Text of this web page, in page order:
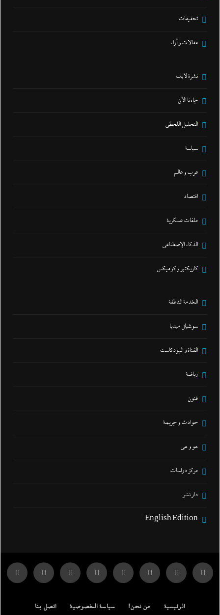
تحقيقات
مقالات و أراء
نشرة لايف
جاءنا الآن
التحليل اللحظي
سياسة
عرب و عالم
اقتصاد
ملفات عسكرية
الذكاء الإصطناعي
كاريكتير و كوميكس
الخدمة الناطقة
سوشيال ميديا
القناة و البودكاست
رياضة
فنون
حوادث و جريمة
هو و هي
مركز دراسات
دار نشر
English Edition
الرئيسية من نحن! سياسة الخصوصية اتصل بنا